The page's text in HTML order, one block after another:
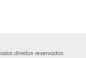
direitos reservados.